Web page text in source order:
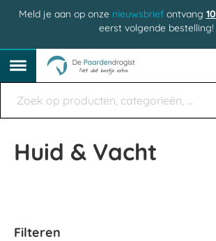
Meld je aan op onze nieuwsbriefontvang
eerst volgende bestelling!
Huid & Vacht
Filteren